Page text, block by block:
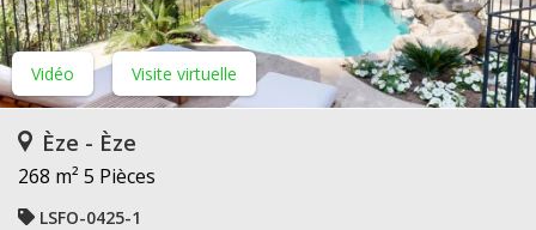
Vidéo Visite virtuelle
Èze - Èze
268 m² 5 Pièces
LSFO-0425-1